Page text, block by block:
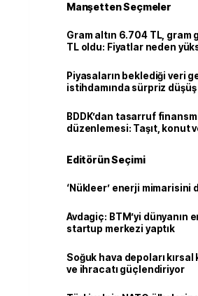
Manşetten Seçmeler
Gram altın 6.704 TL, gram
TL oldu: Fiyatlar neden
Piyasaların beklediği veri
istihdamında sürpriz düşüş
BDDK’dan tasarruf
düzenlemesi: Taşıt, konut
Editörün Seçimi
‘Nükleer’ enerji mimarisini
Avdagiç: BTM’yi dünyanın
startup merkezi yaptık
Soğuk hava depoları kırsal
ve ihracatı güçlendiriyor